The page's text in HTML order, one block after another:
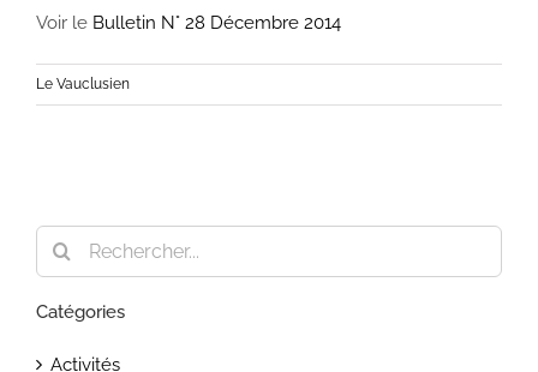
Voir le Bulletin N° 28 Décembre 2014
Le Vauclusien
Rechercher:
Catégories
Activités